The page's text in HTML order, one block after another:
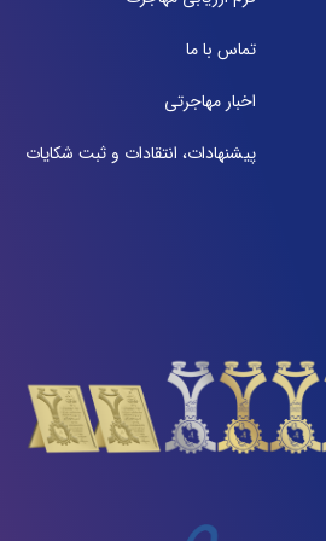
تماس با ما
اخبار مهاجرتی
پیشنهادات، انتقادات و ثبت شکایات